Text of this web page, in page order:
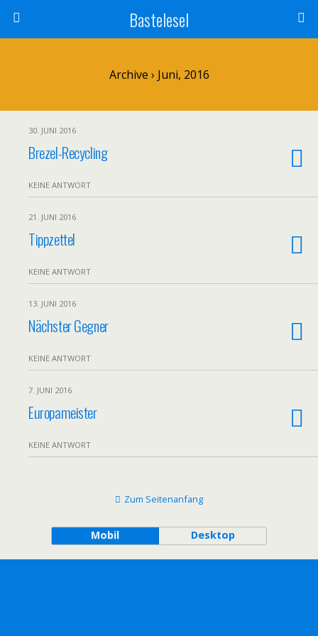
Bastelesel
Archive › Juni, 2016
30. JUNI 2016
Brezel-Recycling
KEINE ANTWORT
21. JUNI 2016
Tippzettel
KEINE ANTWORT
13. JUNI 2016
Nächster Gegner
KEINE ANTWORT
7. JUNI 2016
Europameister
KEINE ANTWORT
Zum Seitenanfang
Mobil Desktop